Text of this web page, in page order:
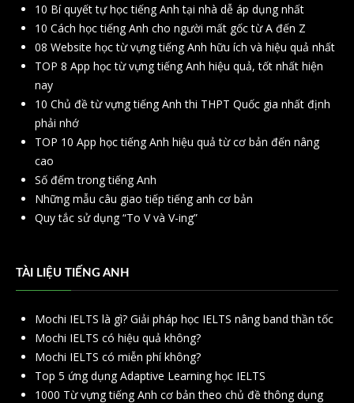
10 Bí quyết tự học tiếng Anh tại nhà dễ áp dụng nhất
10 Cách học tiếng Anh cho người mất gốc từ A đến Z
08 Website học từ vựng tiếng Anh hữu ích và hiệu quả nhất
TOP 8 App học từ vựng tiếng Anh hiệu quả, tốt nhất hiện
nay
10 Chủ đề từ vựng tiếng Anh thi THPT Quốc gia nhất định
phải nhớ
TOP 10 App học tiếng Anh hiệu quả từ cơ bản đến nâng
cao
Số đếm trong tiếng Anh
Những mẫu câu giao tiếp tiếng anh cơ bản
Quy tắc sử dụng “To V và V-ing”
TÀI LIỆU TIẾNG ANH
Mochi IELTS là gì? Giải pháp học IELTS nâng band thần tốc
Mochi IELTS có hiệu quả không?
Mochi IELTS có miễn phí không?
Top 5 ứng dụng Adaptive Learning học IELTS
1000 Từ vựng tiếng Anh cơ bản theo chủ đề thông dụng